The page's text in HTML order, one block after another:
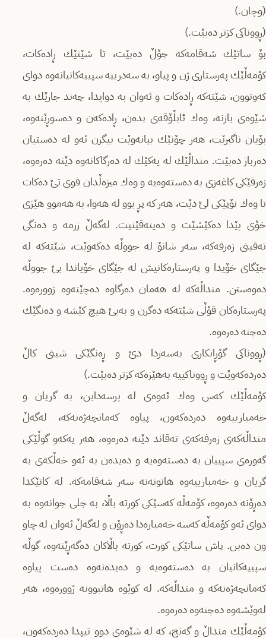
(وچان.)
(ڕووناکی کزتر دەبێت.)
بۆ ساتێك شه‌قامه‌که‌ چۆڵ دەبێت، تا شێتێك ڕادەکات،
کۆمەڵێك پەرستاری ژن و پیاو، بە سەدرییە سپییەکانیانەوە دوای
کەوتوون، شێتەکە ڕادەکات و ئەوان بە دوایدا، چەند جارێك بە
شێوەی بازنە، وه‌ك ئابڵۆقه‌ی بده‌ن، ڕادەکەن و دەسوڕێنەوە،
بۆیان ناگیرێت، هەر چۆنێك بیانەوێت بیگرن ئەو لە دەستیان
دەرباز دەبێت. منداڵێك لە یەکێك لە دەرگاکانەوە دێتە دەرەوە،
زەرفێکی کاغەزی بە دەستەوەیە و وەك میزەڵدان فوی تێ دەکات
تا وەك تۆپێکی لێ دێت، هەر کە پڕ بوو لە هەوا، بە هەموو هێزی
خۆی پێدا دەکێشێت و دەیتەقێنیت. لەگەڵ زرمە و دەنگی
تەقینی زەرفەکە، سەر شانۆ لە جووڵە دەکەوێت، شێتەکە لە
جێگای خۆیدا و پەرستارەکانیش لە جێگای خۆیاندا بێ جووڵە
دەوەستن. منداڵەکە لە هەمان دەرگاوە دەچێتەوە ژوورەوە.
پەرستارەکان قۆڵی شێتەکە دەگرن و بەبێ هیچ کێشە و دەنگێك
دەچنە دەرەوە.
(ڕووناکی گۆڕانکاری بەسەردا دێ و ڕەنگێکی شینی کاڵ
دەردەکەوێت و ڕووناکییە بەهێزەکە کزتر دەبێت.)
کۆمەڵێك کەس وەك ئەوەی لە پرسەدابن، بە گریان و
خەمبارییەوە دەردەکەون، پیاوە کەمانچەژەنەکە، لەگەڵ
منداڵەکەی زەرفەکەی تەقاند دێنە دەرەوە، هه‌ر یه‌که‌و گوڵێکی
گەورەی سپییان بە دەستەوەیە و دەیدەن بە ئەو خەڵکەی بە
گریان و خەمبارییەوە هاتونەتە سەر شەقامەکە. لە کاتێکدا
دەڕۆنە دەرەوە، کۆمەڵە کەسێکی کورتە باڵا، بە جلی جوانەوە بە
دوای ئەو کۆمەڵە کەسە خەمبارەدا دەڕۆن و لەگەڵ ئەوان لە چاو
ون دەبن. پاش ساتێکی کورت، کورتە باڵاکان دەگەڕێنەوە، گوڵە
سپییەکانیان بە دەستەوەیە و دەیدەنەوە دەست پیاوە
کەمانچەژەنەکە و منداڵەکە. لە کوێوە هاتبوونە ژوورەوە، هەر
لەوێشەوە دەچنەوە دەرەوە.
کۆمەڵێك منداڵ و گەنج، کە لە شێوەی دوو تیپدا ده‌رده‌که‌ون،